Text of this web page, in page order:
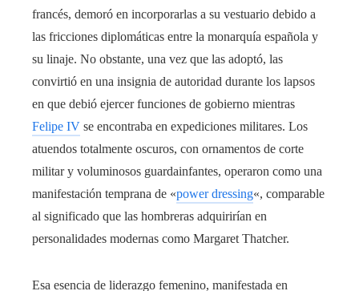
francés, demoró en incorporarlas a su vestuario debido a
las fricciones diplomáticas entre la monarquía española y
su linaje. No obstante, una vez que las adoptó, las
convirtió en una insignia de autoridad durante los lapsos
en que debió ejercer funciones de gobierno mientras
Felipe IV se encontraba en expediciones militares. Los
atuendos totalmente oscuros, con ornamentos de corte
militar y voluminosos guardainfantes, operaron como una
manifestación temprana de «power dressing«, comparable
al significado que las hombreras adquirirían en
personalidades modernas como Margaret Thatcher.
Esa esencia de liderazgo femenino, manifestada en